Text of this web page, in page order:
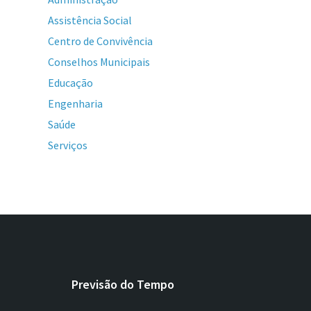
Assistência Social
Centro de Convivência
Conselhos Municipais
Educação
Engenharia
Saúde
Serviços
Previsão do Tempo